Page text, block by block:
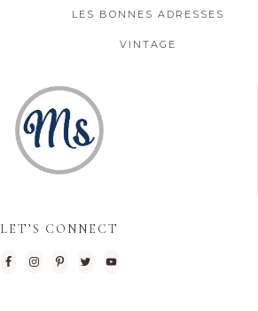
LES BONNES ADRESSES
VINTAGE
LET’S CONNECT